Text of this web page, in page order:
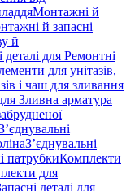
Монтажні й
й запасні
й
деталі для Ремонтні
для унітазів,
і чаш для зливання
Зливна арматура
З’єднувальні
патрубкиКомплекти
для
деталі для